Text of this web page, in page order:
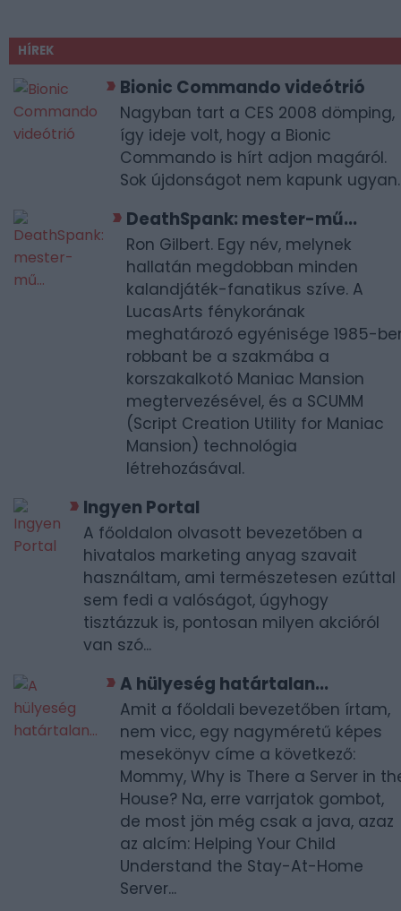
HÍREK
Bionic Commando videótrió
Nagyban tart a CES 2008 dömping,
így ideje volt, hogy a Bionic
Commando is hírt adjon magáról.
Sok újdonságot nem kapunk
DeathSpank: mester-mű...
Ron Gilbert. Egy név, melynek
hallatán megdobban minden
kalandjáték-fanatikus szíve. A
LucasArts fénykorának
meghatározó egyénisége 1985-
robbant be a szakmába a
korszakalkotó Maniac Mansion
megtervezésével, és a SCUMM
(Script Creation Utility for Maniac
Mansion) technológia
létrehozásával.
Ingyen Portal
A főoldalon olvasott bevezetőben a
hivatalos marketing anyag szavait
használtam, ami természetesen ezúttal
sem fedi a valóságot, úgyhogy
tisztázzuk is, pontosan milyen akcióról
van szó...
A hülyeség határtalan...
Amit a főoldali bevezetőben írtam,
nem vicc, egy nagyméretű képes
mesekönyv címe a következő:
Mommy, Why is There a Server in
House? Na, erre varrjatok gombot,
de most jön még csak a java, azaz
az alcím: Helping Your Child
Understand the Stay-At-Home
Server...